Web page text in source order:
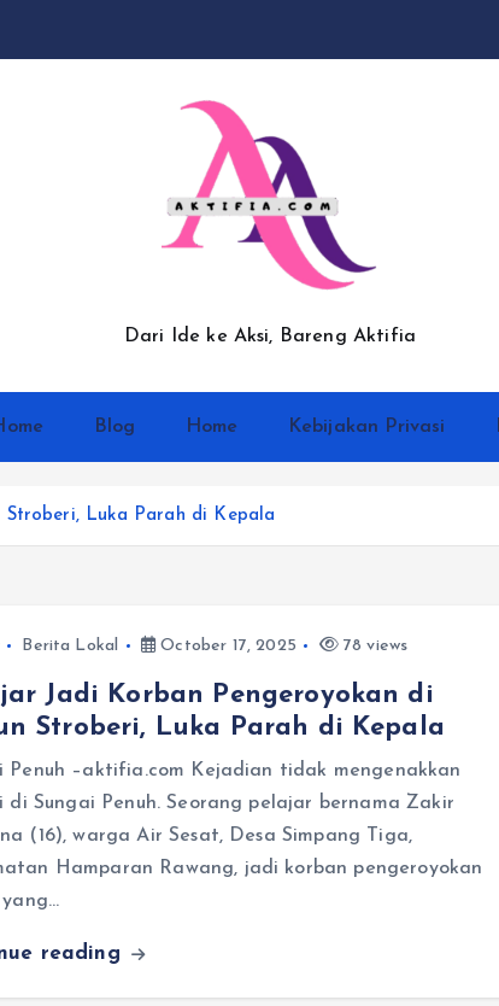
Dari Ide ke Aksi, Bareng Aktifia
Blog Home Kebijakan Privasi
Luka Parah di Kepala
Berita Lokal October 17, 2025 78 views
Jadi Korban Pengeroyokan di
Stroberi, Luka Parah di Kepala
Penuh –aktifia.com Kejadian tidak mengenakkan
di Sungai Penuh. Seorang pelajar bernama Zakir
(16), warga Air Sesat, Desa Simpang Tiga,
Hamparan Rawang, jadi korban pengeroyokan
reading